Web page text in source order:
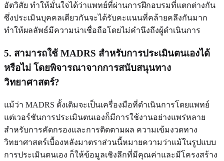
อัตวิสัย ทำให้มั่นใจได้ว่าแพทย์ที่ผ่านการฝึกอบรมที่แตกต่างกัน
ซึ่งประเมินบุคคลเดียวกันจะได้รับคะแนนที่คล้ายคลึงกันมาก
ทำให้ผลลัพธ์มีความน่าเชื่อถือโดยไม่คำนึงถึงผู้ดำเนินการ
5. สามารถใช้ MADRS สำหรับการประเมินตนเองได้
หรือไม่ โดยพิจารณาจากการสนับสนุนทาง
วิทยาศาสตร์?
แม้ว่า MADRS ดั้งเดิมจะเป็นเครื่องมือที่ดำเนินการโดยแพทย์
แต่เวอร์ชันการประเมินตนเองก็มีการใช้งานอย่างแพร่หลาย
สำหรับการคัดกรองและการติดตามผล ความเข้มงวดทาง
วิทยาศาสตร์เบื้องหลังมาตราส่วนนี้หมายความว่าแม้ในรูปแบบ
การประเมินตนเอง ก็ให้ข้อมูลเชิงลึกที่มีคุณค่าและมีโครงสร้าง